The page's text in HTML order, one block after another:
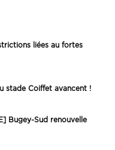
liées au fortes
stade Coiffet avancent !
Bugey-Sud renouvelle